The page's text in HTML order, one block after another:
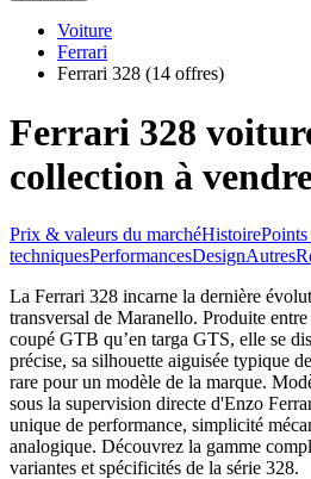
Voiture
Ferrari
Ferrari 328 (14 offres)
Ferrari 328
collection à
Prix & valeurs du marchéHistoire
techniquesPerformancesDesignAutres
La Ferrari 328 incarne la dernière
transversal de Maranello. Produite
coupé GTB qu’en targa GTS, elle se
précise, sa silhouette aiguisée typique
rare pour un modèle de la marque.
sous la supervision directe d'Enzo
unique de performance, simplicité
analogique. Découvrez la gamme
variantes et spécificités de la série 328.